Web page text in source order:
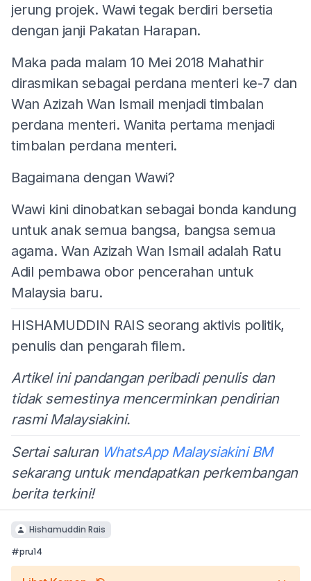
jerung projek. Wawi tegak berdiri bersetia
dengan janji Pakatan Harapan.
Maka pada malam 10 Mei 2018 Mahathir
dirasmikan sebagai perdana menteri ke-7 dan
Wan Azizah Wan Ismail menjadi timbalan
perdana menteri. Wanita pertama menjadi
timbalan perdana menteri.
Bagaimana dengan Wawi?
Wawi kini dinobatkan sebagai bonda kandung
untuk anak semua bangsa, bangsa semua
agama. Wan Azizah Wan Ismail adalah Ratu
Adil pembawa obor pencerahan untuk
Malaysia baru.
HISHAMUDDIN RAIS seorang aktivis politik,
penulis dan pengarah filem.
Artikel ini pandangan peribadi penulis dan
tidak semestinya mencerminkan pendirian
rasmi Malaysiakini.
Sertai saluran WhatsApp Malaysiakini BM
sekarang untuk mendapatkan perkembangan
berita terkini!
Hishamuddin Rais
#pru14